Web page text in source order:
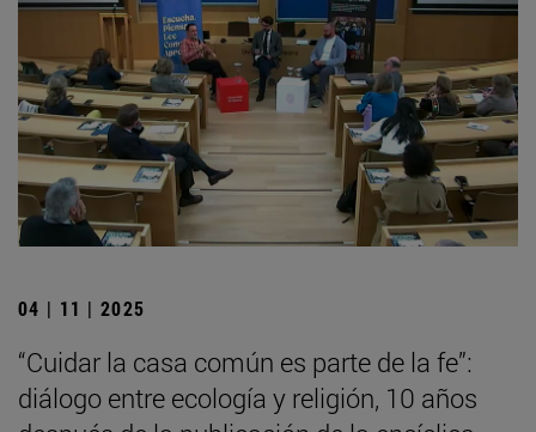
04 | 11 | 2025
“Cuidar la casa común es parte de la fe”:
diálogo entre ecología y religión, 10 años